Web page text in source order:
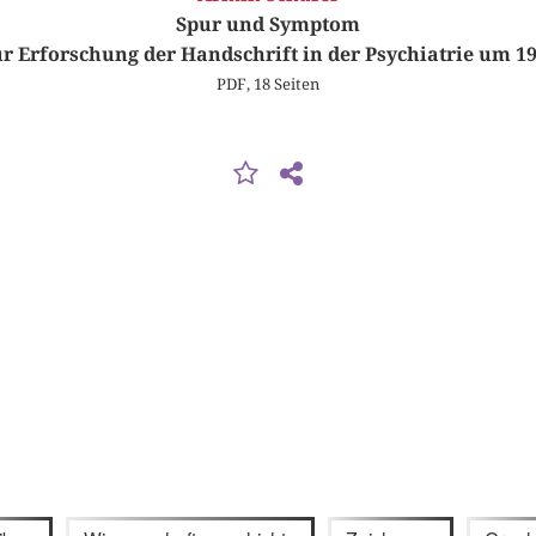
Spur und Symptom
Erforschung der Handschrift in der Psychiatrie um
PDF, 18 Seiten